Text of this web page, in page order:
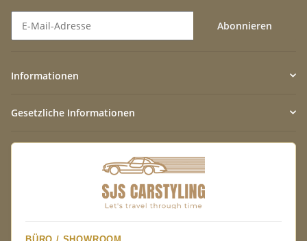
Abonnieren
Informationen
Gesetzliche Informationen